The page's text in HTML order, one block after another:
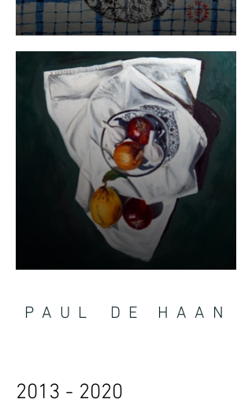
P A U L D E H A A N
2013 - 2020